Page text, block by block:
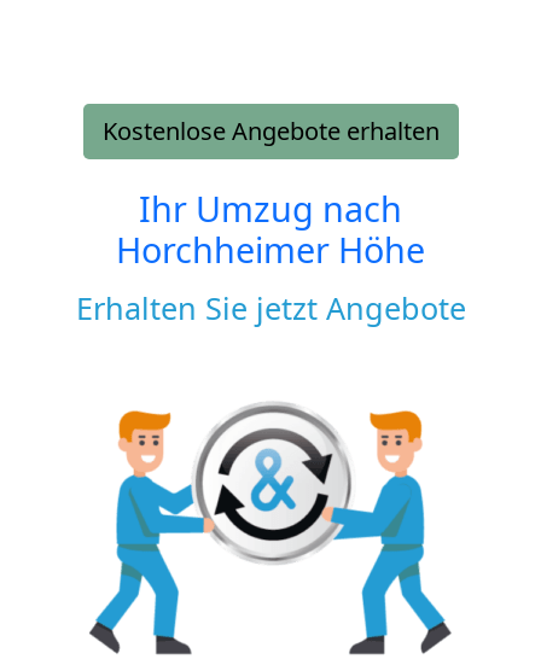
Kostenlose Angebote erhalten
Ihr Umzug nach
Horchheimer Höhe
Erhalten Sie jetzt Angebote